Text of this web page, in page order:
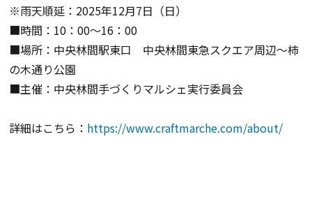
※雨天順延：2025年12月7日（日）
■時間：10：00～16：00
■場所： 中央林間駅東口 中央林間東急スクエア周辺～柿
の木通り公園
■主催： 中央林間手づくりマルシェ実行委員会
詳細はこちら： https://www.craftmarche.com/about/